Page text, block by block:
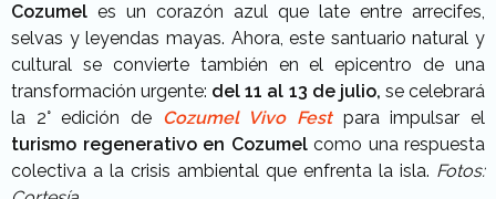
Cozumel es un corazón azul que late entre arrecifes,
selvas y leyendas mayas. Ahora, este santuario natural y
cultural se convierte también en el epicentro de una
transformación urgente: del 11 al 13 de julio, se celebrará
la 2° edición de Cozumel Vivo Festpara impulsar el
turismo regenerativo en Cozumelcomo una respuesta
colectiva a la crisis ambiental que enfrenta la isla. Fotos: